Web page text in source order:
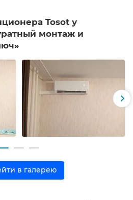
Tosot у
монтаж и
в галерею